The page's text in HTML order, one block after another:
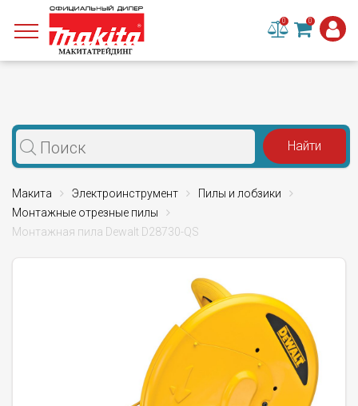
0 0
Макита Электроинструмент
Пилы и лобзики
Монтажные отрезные пилы
Монтажная пила Dewalt D28730-QS